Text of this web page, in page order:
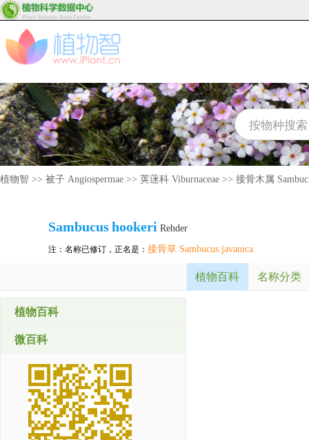
植物智 >> 被子 Angiospermae >> 荚蒾科 Viburnaceae >> 接骨木属
Sambucushookeri Rehder
注：名称已修订，正名是： 接骨草 Sambucus javanica
植物百科 名称分类
植物百科
微百科